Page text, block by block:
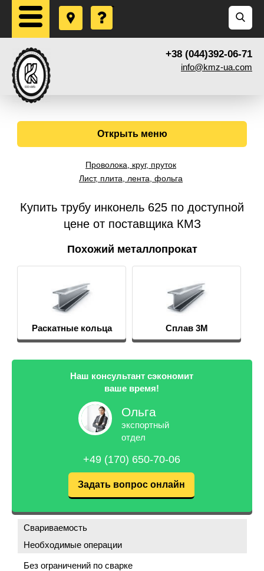
+38 (044)392-06-71
info@kmz-ua.com
Открыть меню
Проволока, круг, пруток
Лист, плита, лента, фольга
Купить трубу инконель 625 по доступной
цене от поставщика КМЗ
Похожий металлопрокат
Раскатные кольца Сплав 3М
Наш консультант сэкономит
ваше время!
Ольга
экспортный
отдел
+49 (170) 650-70-06
Задать вопрос онлайн
Свариваемость
Необходимые операции
Без ограничений по сварке